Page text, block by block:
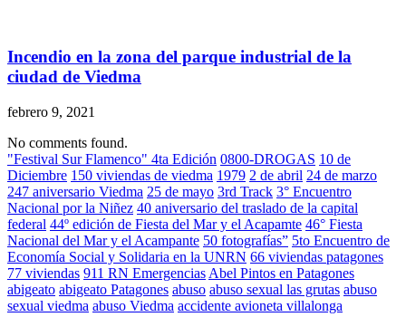
Incendio en la zona del parque industrial de la
ciudad de Viedma
febrero 9, 2021
No comments found.
"Festival Sur Flamenco" 4ta Edición 0800-DROGAS 10 de
Diciembre 150 viviendas de viedma 1979 2 de abril 24 de marzo
247 aniversario Viedma 25 de mayo 3rd Track 3° Encuentro
Nacional por la Niñez 40 aniversario del traslado de la capital
federal 44º edición de Fiesta del Mar y el Acapamte 46° Fiesta
Nacional del Mar y el Acampante 50 fotografías” 5to Encuentro de
Economía Social y Solidaria en la UNRN 66 viviendas patagones
77 viviendas 911 RN Emergencias Abel Pintos en Patagones
abigeato abigeato Patagones abuso abuso sexual las grutas abuso
sexual viedma abuso Viedma accidente avioneta villalonga